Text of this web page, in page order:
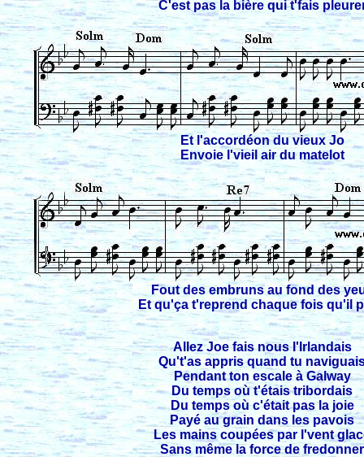
C'est pas la bière qui t'fais
Et l'accordéon du vieux Jo
Envoie l'vieil air du matelot
Fout des embruns au fond des
Et qu'ça t'reprend chaque fois qu'il
Allez Joe fais nous l'Irlandais
Qu't'as appris quand tu
Pendant ton escale à Galway
Du temps où t'étais tribordais
Du temps où c'était pas la joie
Payé au grain dans les pavois
Les mains coupées par l'vent
Sans même la force de fredonner